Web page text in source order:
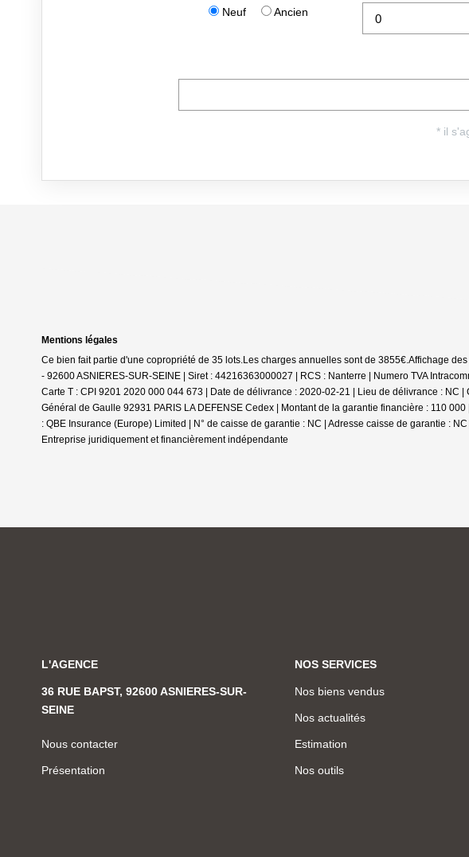
Mentions légales
Ce bien fait partie d'une copropriété de 35 lots.Les charges annuelles sont de 3855€.Affichage
- 92600 ASNIERES-SUR-SEINE | Siret : 44216363000027 | RCS : Nanterre | Numero TVA
Carte T : CPI 9201 2020 000 044 673 | Date de délivrance : 2020-02-21 | Lieu de délivrance : NC
Général de Gaulle 92931 PARIS LA DEFENSE Cedex | Montant de la garantie financière : 110
: QBE Insurance (Europe) Limited | N° de caisse de garantie : NC | Adresse caisse de garantie :
Entreprise juridiquement et financièrement indépendante
L'AGENCE
36 RUE BAPST, 92600 ASNIERES-SUR-
SEINE
Nous contacter
Présentation
NOS SERVICES
Nos biens vendus
Nos actualités
Estimation
Nos outils